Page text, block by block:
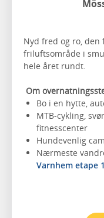
Nyd fred og ro, den
friluftsområde i
hele året rundt.
Om
Bo i en hytte,
MTB-cykling,
fitnesscenter
Hundevenlig
Nærmeste
Varnhem etape 1